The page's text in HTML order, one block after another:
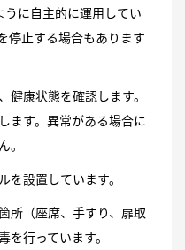
に自主的に運用してい
停止する場合もあります
康状態を確認します。
ます。異常がある場合に
。
設置しています。
所（座席、手すり、扉取
行っています。